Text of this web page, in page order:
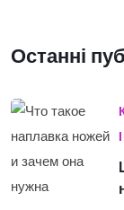
Останні